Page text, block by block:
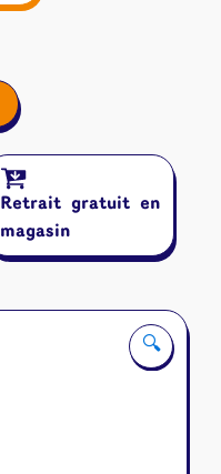
🔍
Retrait gratuit en
magasin